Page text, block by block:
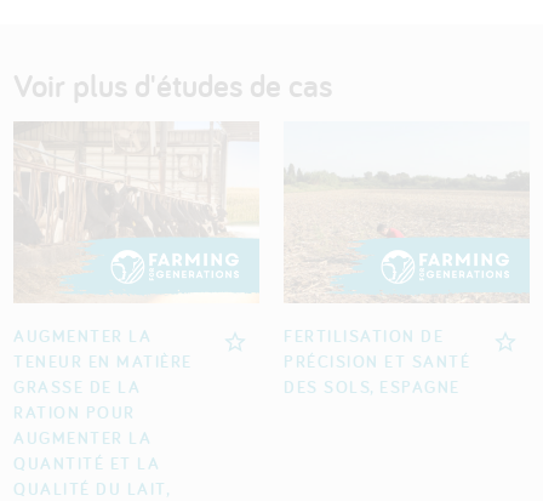
Voir plus d'études de cas
AUGMENTER LA
TENEUR EN MATIÈRE
GRASSE DE LA
RATION POUR
AUGMENTER LA
QUANTITÉ ET LA
QUALITÉ DU LAIT,
FERTILISATION DE
PRÉCISION ET SANTÉ
DES SOLS, ESPAGNE